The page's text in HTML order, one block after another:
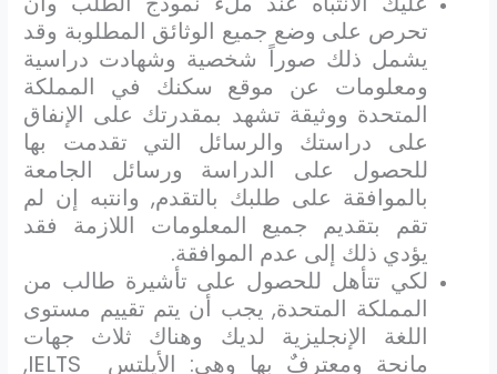
تحرص على وضع جميع الوثائق المطلوبة وقد
يشمل ذلك صوراً شخصية وشهادت دراسية
ومعلومات عن موقع سكنك في المملكة
المتحدة ووثيقة تشهد بمقدرتك على الإنفاق
على دراستك والرسائل التي تقدمت بها
للحصول على الدراسة ورسائل الجامعة
بالموافقة على طلبك بالتقدم, وانتبه إن لم
تقم بتقديم جميع المعلومات اللازمة فقد
يؤدي ذلك إلى عدم الموافقة.
لكي تتأهل للحصول على تأشيرة طالب من
المملكة المتحدة, يجب أن يتم تقييم مستوى
اللغة الإنجليزية لديك وهناك ثلاث جهات
مانحة ومعترفٌ بها وهي: الأيلتس
IELTS
,